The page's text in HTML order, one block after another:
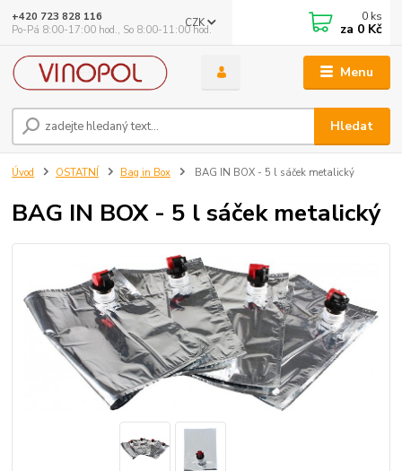
Menu
CZK
Hledat
+420 723 828 116
Po-Pá 8:00-17:00 hod., So 8:00-11:00 hod.
0 ks
za 0 Kč
Úvod OSTATNÍ Bag in Box BAG IN BOX - 5 l sáček metalický
BAG IN BOX - 5 l sáček metalický